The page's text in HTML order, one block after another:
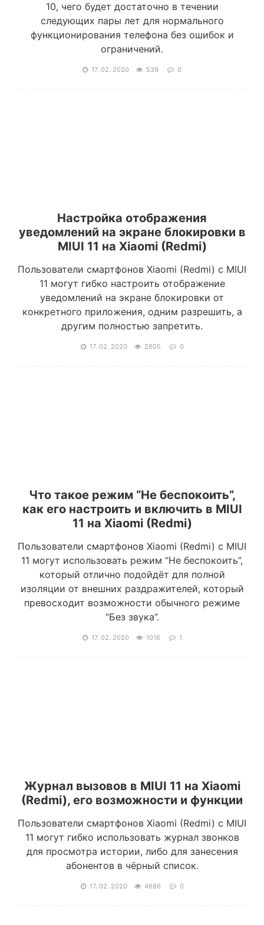
10, чего будет достаточно в течении
следующих пары лет для нормального
функционирования телефона без ошибок и
ограничений.
17. 02. 2020 539 0
Настройка отображения
уведомлений на экране блокировки в
MIUI 11 на Xiaomi (Redmi)
Пользователи смартфонов Xiaomi (Redmi) с MIUI
11 могут гибко настроить отображение
уведомлений на экране блокировки от
конкретного приложения, одним разрешить, а
другим полностью запретить.
17. 02. 2020 2605 0
Что такое режим “Не беспокоить”,
как его настроить и включить в MIUI
11 на Xiaomi (Redmi)
Пользователи смартфонов Xiaomi (Redmi) с MIUI
11 могут использовать режим “Не беспокоить”,
который отлично подойдёт для полной
изоляции от внешних раздражителей, который
превосходит возможности обычного режиме
“Без звука”.
17. 02. 2020 1016 1
Журнал вызовов в MIUI 11 на Xiaomi
(Redmi), его возможности и функции
Пользователи смартфонов Xiaomi (Redmi) с MIUI
11 могут гибко использовать журнал звонков
для просмотра истории, либо для занесения
абонентов в чёрный список.
17. 02. 2020 4686 0